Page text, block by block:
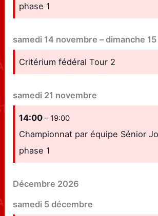
phase 1
samedi 14 novembre –dimanche 15
Critérium fédéral Tour 2
samedi 21 novembre
14:00– 19:00
Championnat par équipe Sénior
phase 1
Décembre 2026
samedi 5 décembre